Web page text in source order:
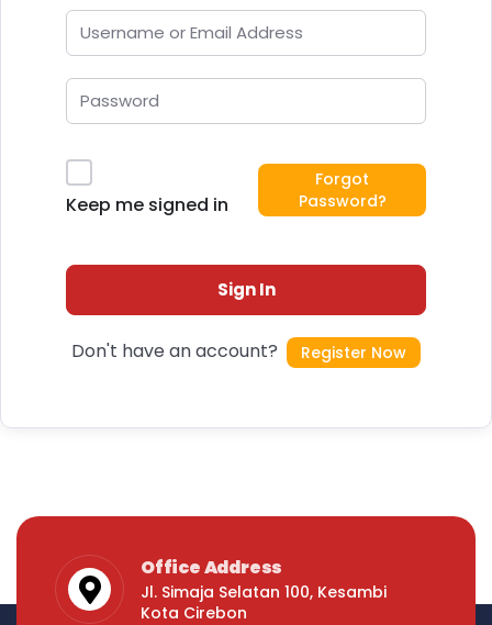
Keep me signed in
Forgot
Password?
Sign In
Don't have an account? Register Now
Office Address
Jl. Simaja Selatan 100, Kesambi
Kota Cirebon